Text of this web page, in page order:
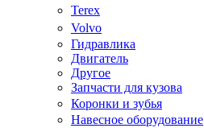
Terex
Volvo
Гидравлика
Двигатель
Другое
Запчасти для кузова
Коронки и зубья
Навесное оборудование